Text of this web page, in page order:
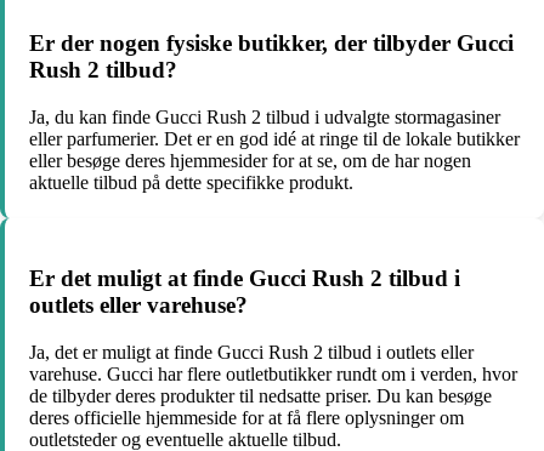
Er der nogen fysiske butikker, der tilbyder Gucci
Rush 2 tilbud?
Ja, du kan finde Gucci Rush 2 tilbud i udvalgte stormagasiner
eller parfumerier. Det er en god idé at ringe til de lokale butikker
eller besøge deres hjemmesider for at se, om de har nogen
aktuelle tilbud på dette specifikke produkt.
Er det muligt at finde Gucci Rush 2 tilbud i
outlets eller varehuse?
Ja, det er muligt at finde Gucci Rush 2 tilbud i outlets eller
varehuse. Gucci har flere outletbutikker rundt om i verden, hvor
de tilbyder deres produkter til nedsatte priser. Du kan besøge
deres officielle hjemmeside for at få flere oplysninger om
outletsteder og eventuelle aktuelle tilbud.